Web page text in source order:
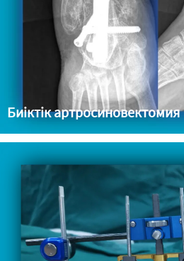
Биіктік артросиновектомия
Аяқ/табан ауыр деформациясы
буындардың артрозы
немесе псевдоартроз Опухоль
немесе сүйек инфекциялары
некрозы...